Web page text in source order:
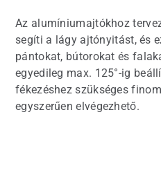
Az alumíniumajtókhoz
segíti a lágy ajtónyitást, és
pántokat, bútorokat és
egyedileg max. 125°-ig
fékezéshez szükséges
egyszerűen elvégezhető.